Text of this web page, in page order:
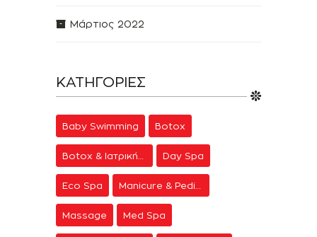
Μάρτιος 2022
ΚΑΤΗΓΟΡΊΕΣ
Baby Swimming Botox
Day Spa
Eco Spa
Massage Med Spa